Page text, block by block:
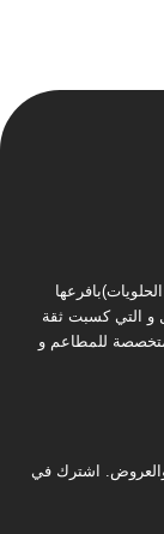
و التي كسبت ثقة
للمطاعم و
اشترك في